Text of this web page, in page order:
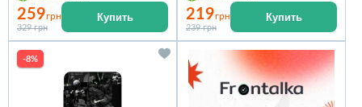
259грн
329 грн
Купить 219грн
239 грн
Купить
-8%